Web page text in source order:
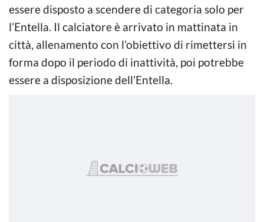
essere disposto a scendere di categoria solo per
l’Entella. Il calciatore è arrivato in mattinata in
città, allenamento con l’obiettivo di rimettersi in
forma dopo il periodo di inattività, poi potrebbe
essere a disposizione dell’Entella.